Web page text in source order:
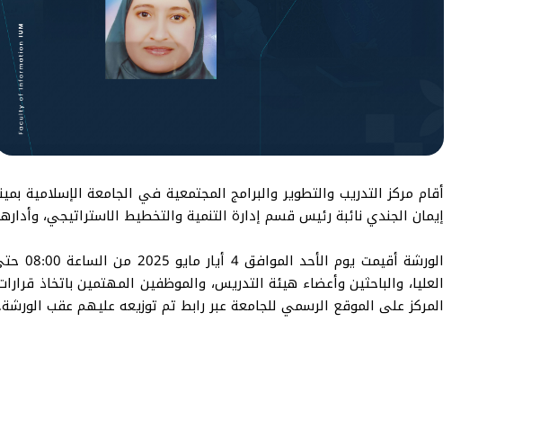
أقام مركز التدريب والتطوير والبرامج المجتمعية في الجامعة الإسلامية
إيمان الجندي نائبة رئيس قسم إدارة التنمية والتخطيط الاستراتيجي،
العليا، والباحثين وأعضاء هيئة التدريس، والموظفين المهتمين باتخاذ
المركز على الموقع الرسمي للجامعة عبر رابط تم توزيعه عليهم عقب الورشة.